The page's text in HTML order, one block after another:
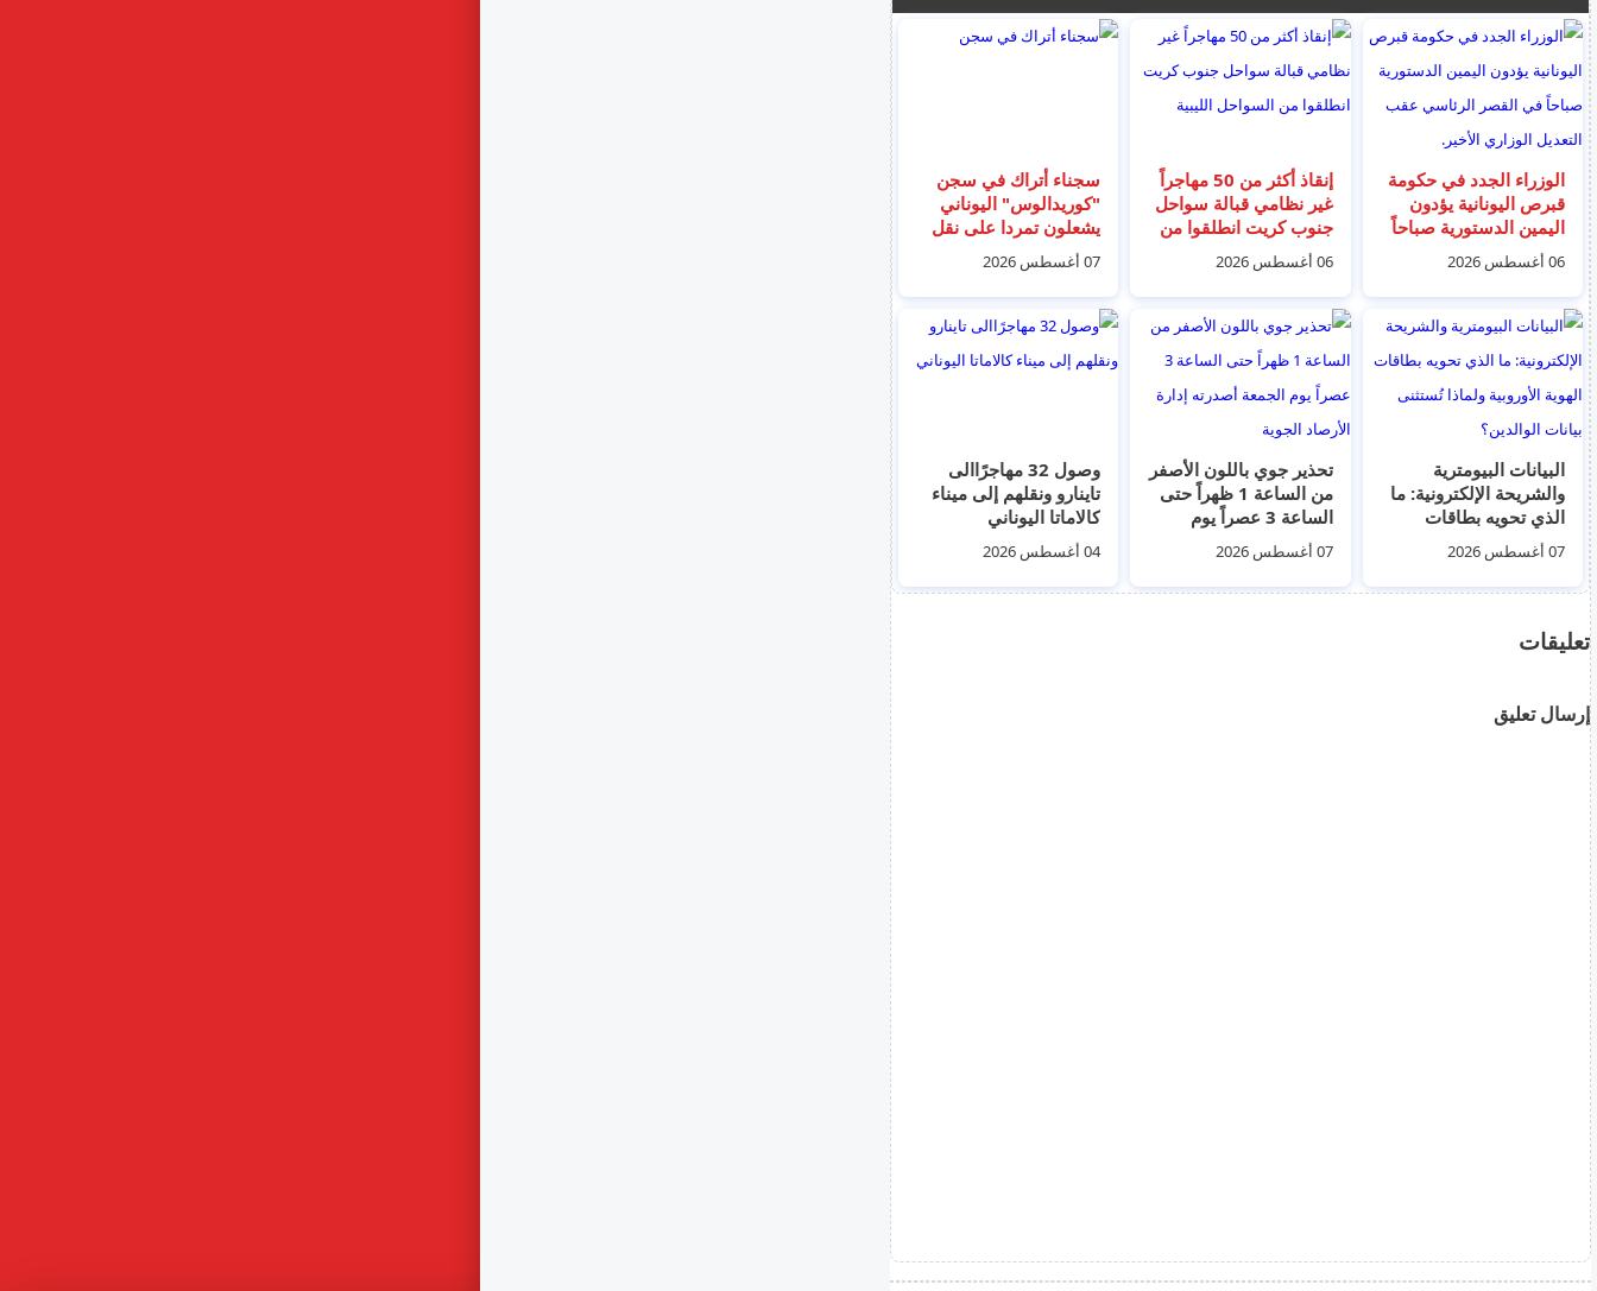
الوزراء الجدد في حكومة
قبرص اليونانية يؤدون
اليمين الدستورية صباحاً
في القصر الرئاسي عقب
التعديل الوزاري الأخير.
06 أغسطس 2026
إنقاذ أكثر من 50 مهاجراً
غير نظامي قبالة سواحل
جنوب كريت انطلقوا من
السواحل الليبية06 أغسطس 2026
سجناء أتراك في سجن
"كوريدالوس" اليوناني
يشعلون تمردا على نقل
أحد النزلاء تمهيدًا لترحيله
إلى تركيا
07 أغسطس 2026
البيانات البيومترية
والشريحة الإلكترونية: ما
الذي تحويه بطاقات
الهوية الأوروبية ولماذا
تُستثنى بيانات الوالدين؟
07 أغسطس 2026
تحذير جوي باللون الأصفر
من الساعة 1 ظهراً حتى
الساعة 3 عصراً يوم
الجمعة أصدرته إدارة
الأرصاد الجوية
07 أغسطس 2026
وصول 32 مهاجرًاالى
تاينارو ونقلهم إلى ميناء
كالاماتا اليوناني
04 أغسطس 2026
تعليقات
إرسال تعليق